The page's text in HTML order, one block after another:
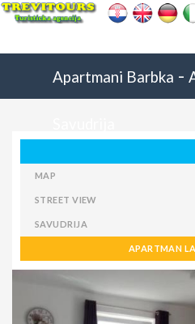
Apartmani Barbka -
MAP
STREET VIEW
SAVUDRIJA
APARTMAN